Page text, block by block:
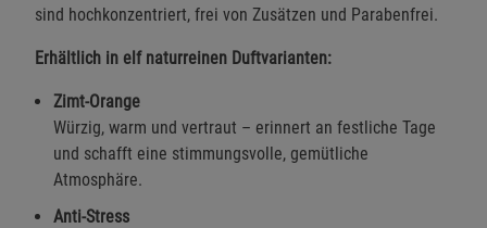
sind hochkonzentriert, frei von Zusätzen und Parabenfrei.
Erhältlich in elf naturreinen Duftvarianten:
Zimt-Orange
Würzig, warm und vertraut – erinnert an festliche Tage
und schafft eine stimmungsvolle, gemütliche
Atmosphäre.
Anti-Stress